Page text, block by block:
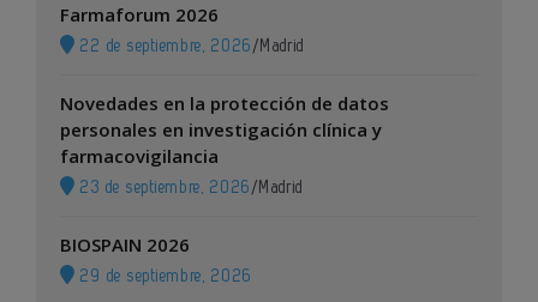
Farmaforum 2026
22 de septiembre, 2026 / Madrid
Novedades en la protección de datos
personales en investigación clínica y
farmacovigilancia
23 de septiembre, 2026 / Madrid
BIOSPAIN 2026
29 de septiembre, 2026